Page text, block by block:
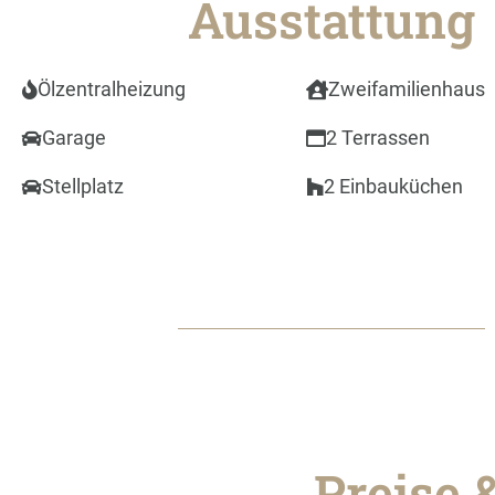
Ausstattung
Ölzentralheizung
Garage
Stellplatz
Zweifamilienhaus
2 Terrassen
2 Einbauküchen